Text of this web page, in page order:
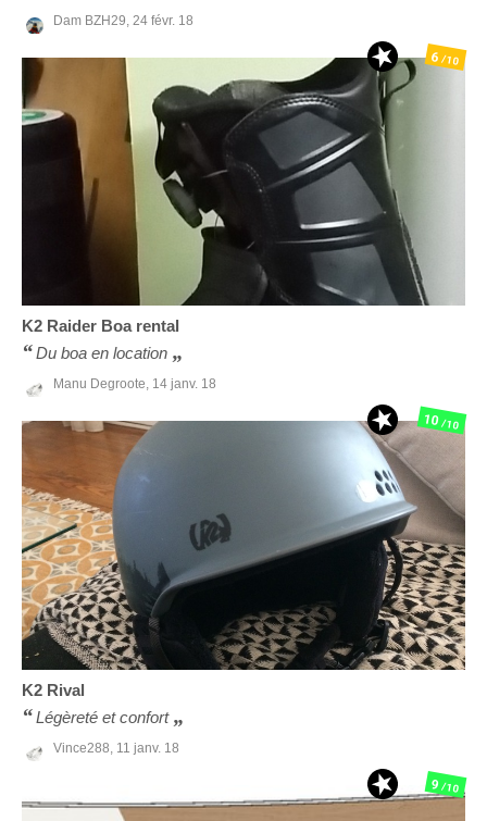
Dam BZH29, 24 févr. 18
K2 Raider Boa rental
Du boa en location
Manu Degroote, 14 janv. 18
6/10
K2 Rival
Légèreté et confort
Vince288, 11 janv. 18
10/10
9/10